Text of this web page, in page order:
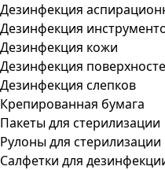
Дезинфекция
Дезинфекция
Дезинфекция кожи
Дезинфекция
Дезинфекция слепков
Крепированная бумага
Пакеты для стерилизации
Рулоны для стерилизации
Салфетки для